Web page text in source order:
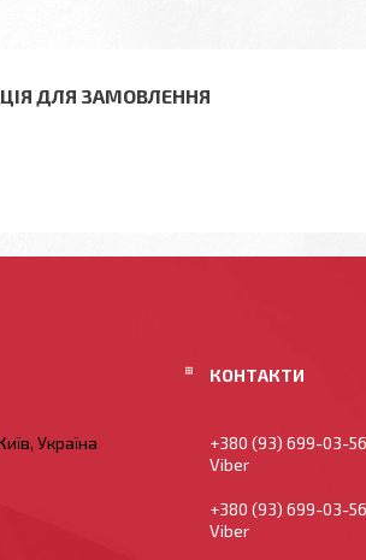
ДЛЯ ЗАМОВЛЕННЯ
Україна
+380 (93) 699-03-56
Viber
+380 (93) 699-03-56
Viber